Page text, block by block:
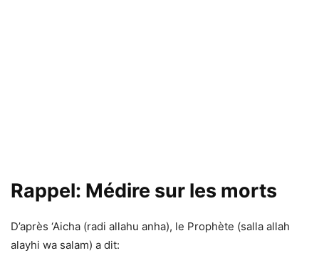
Rappel: Médire sur les morts
D’après ‘Aicha (radi allahu anha), le Prophète (salla allah
alayhi wa salam) a dit: